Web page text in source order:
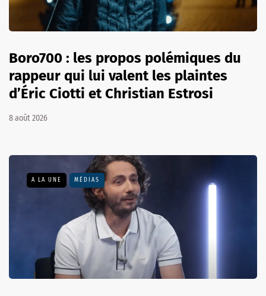
Boro700 : les propos polémiques du
rappeur qui lui valent les plaintes
d’Éric Ciotti et Christian Estrosi
8 août 2026
A LA UNE MÉDIAS